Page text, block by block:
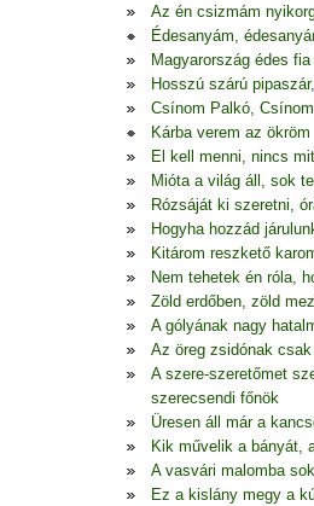
Az én csizmám
Édesanyám,
Magyarország édes
Hosszú szárú
Csínom Palkó,
Kárba verem az ökröm
El kell menni, nincs
Mióta a világ áll, sok
Rózsáját ki szeretni,
Hogyha hozzád
Kitárom reszkető
Nem tehetek én róla,
Zöld erdőben, zöld
A gólyának nagy
Az öreg zsidónak
A szere-szeretőmet
szerecsendi főnök
Üresen áll már a
Kik művelik a bányát,
A vasvári malomba
Ez a kislány megy a